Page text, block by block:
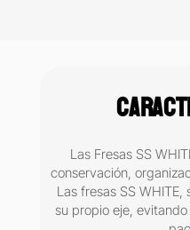
7
Las Fresas SS
conservación,
Las fresas SS
su propio eje,